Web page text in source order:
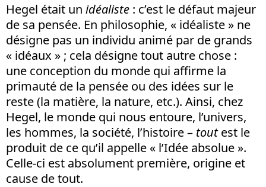
Hegel était un idéaliste : c’est le défaut majeur
de sa pensée. En philosophie, « idéaliste » ne
désigne pas un individu animé par de grands
« idéaux » ; cela désigne tout autre chose :
une conception du monde qui affirme la
primauté de la pensée ou des idées sur le
reste (la matière, la nature, etc.). Ainsi, chez
Hegel, le monde qui nous entoure, l’univers,
les hommes, la société, l’histoire – toutest le
produit de ce qu’il appelle « l’Idée absolue ».
Celle-ci est absolument première, origine et
cause de tout.